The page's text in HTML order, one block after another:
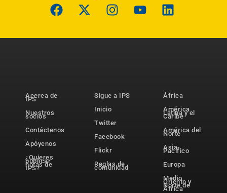
Acerca de
IPS
Nuestros
socios
Contáctenos
Apóyenos
¿Quieres
publicar
notas de
IPS?
Sigue a IPS
Inicio
Twitter
Facebook
Flickr
Reglas de
comunidad
África
América
Latina y el
Caribe
América del
Norte
Asia-
Pacífico
Europa
Medio
Oriente y
Norte de
África